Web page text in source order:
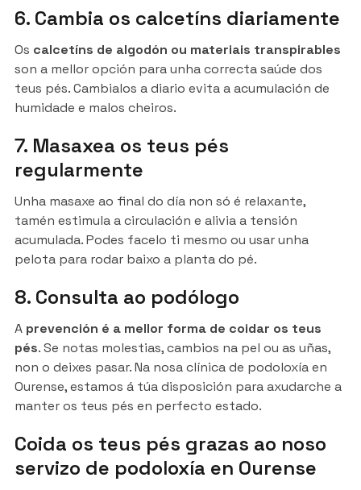
6. Cambia os calcetíns diariamente
Os calcetíns de algodón ou materiais transpirables
son a mellor opción para unha correcta saúde dos
teus pés. Cambialos a diario evita a acumulación de
humidade e malos cheiros.
7. Masaxea os teus pés
regularmente
Unha masaxe ao final do día non só é relaxante,
tamén estimula a circulación e alivia a tensión
acumulada. Podes facelo ti mesmo ou usar unha
pelota para rodar baixo a planta do pé.
8. Consulta ao podólogo
A prevención é a mellor forma de coidar os teus
pés. Se notas molestias, cambios na pel ou as uñas,
non o deixes pasar. Na nosa clínica de podoloxía en
Ourense, estamos á túa disposición para axudarche a
manter os teus pés en perfecto estado.
Coida os teus pés grazas ao noso
servizo de podoloxía en Ourense